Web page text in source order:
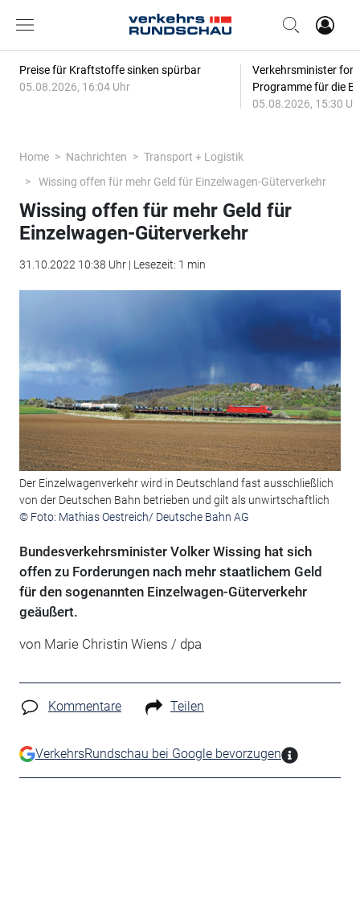
Preise für Kraftstoffe sinken spürbar
05.08.2026, 16:04 Uhr
Verkehrsminister
Programme für die
05.08.2026, 15:30
Home Nachrichten
Transport + Logistik
Wissing offen für mehr Geld für Einzelwagen-Güterverkehr
Wissing offen für mehr Geld für
Einzelwagen-Güterverkehr
31.10.2022 10:38 Uhr | Lesezeit: 1 min
Der Einzelwagenverkehr wird in Deutschland fast ausschließlich
von der Deutschen Bahn betrieben und gilt als unwirtschaftlich
© Foto: Mathias Oestreich/ Deutsche Bahn AG
Bundesverkehrsminister Volker Wissing hat sich
offen zu Forderungen nach mehr staatlichem Geld
für den sogenannten Einzelwagen-Güterverkehr
geäußert.
von Marie Christin Wiens / dpa
Kommentare Teilen
VerkehrsRundschau bei Google bevorzugen